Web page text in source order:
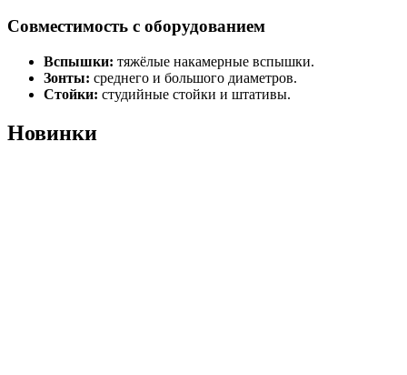
Совместимость с оборудованием
Вспышки: тяжёлые накамерные вспышки.
Зонты: среднего и большого диаметров.
Стойки: студийные стойки и штативы.
Новинки